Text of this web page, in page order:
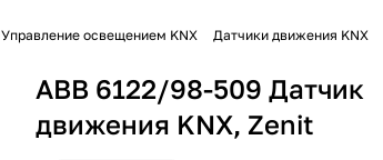
Управление освещением KNX Датчики движения KNX
ABB 6122/98-509 Датчик
движения KNX, Zenit